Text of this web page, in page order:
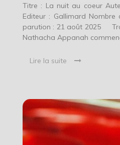
Titre : La nuit au coeur
Editeur : Gallimard
parution : 21 août 2025
Nathacha Appanah
Lire la suite